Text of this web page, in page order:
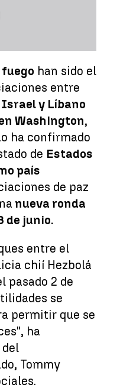
han sido el
entre
Israel y Líbano
Washington,
ha confirmado
de Estados
país
de paz
nueva ronda
de junio.
entre el
chií Hezbolá
pasado 2 de
se
permitir que se
ha
Tommy